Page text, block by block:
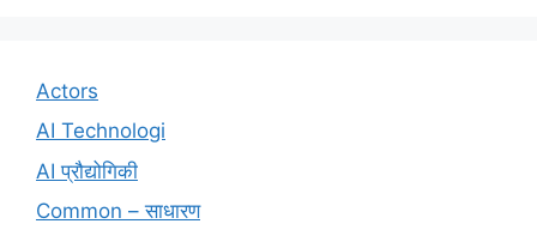
Actors
AI Technologi
AI प्रौद्योगिकी
Common – साधारण